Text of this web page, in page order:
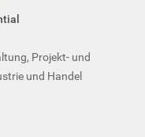
Projekt- und
und Handel